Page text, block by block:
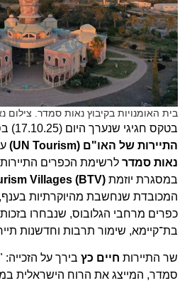
בית האומנויות בקיבוץ נאות סמדר. צילום
בטקס חגיגי שנערך היום (17.10.25) בסין, הכריז
התיירות של האו"ם (UN Tourism)
על
נאות סמדרלרשימת הכפרים
במסגרת יוזמתVillages (BTV)
כפרים מרחבי הגלובוס, שנבחרו בזכות
בת־קיימא, שימור תרבות וחדשנות
שר התיירותחיים כץ בירך על הזכייה:
סמדר, המייצג את הרוח הישראלית